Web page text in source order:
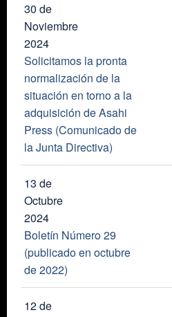
30 de
Noviembre
2024
Solicitamos la pronta
normalización de la
situación en torno a la
adquisición de Asahi
Press (Comunicado de
la Junta Directiva)
13 de
Octubre
2024
Boletín Número 29
(publicado en octubre
de 2022)
12 de